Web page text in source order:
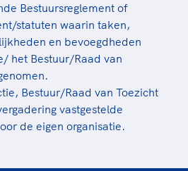
Bestuursreglement of
statuten waarin taken,
en bevoegdheden
het Bestuur/Raad van
Bestuur/Raad van Toezicht
vastgestelde
de eigen organisatie.